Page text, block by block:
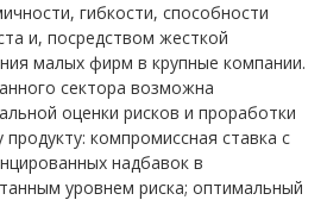
гибкости, способности
и, посредством жесткой
малых фирм в крупные компании.
сектора возможна
оценки рисков и проработки
компромиссная ставка с
надбавок в
уровнем риска; оптимальный